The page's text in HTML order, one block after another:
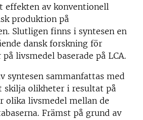
effekten av konventionell
produktion på
Slutligen finns i syntesen en
dansk forskning för
livsmedel baserade på LCA.
syntesen sammanfattas med
skilja olikheter i resultat på
olika livsmedel mellan de
Främst på grund av